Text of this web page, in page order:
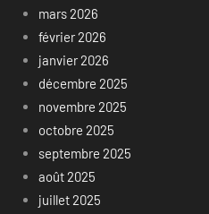
mars 2026
février 2026
janvier 2026
décembre 2025
novembre 2025
octobre 2025
septembre 2025
août 2025
juillet 2025